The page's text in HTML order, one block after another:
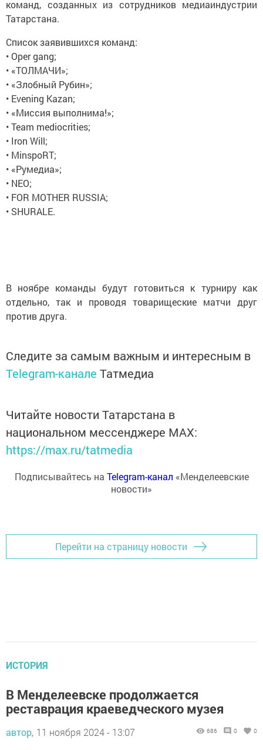
команд, созданных из сотрудников медиаиндустрии
Татарстана.
Список заявившихся команд:
• Oper gang;
• «ТОЛМАЧИ»;
• «Злобный Рубин»;
• Evening Kazan;
• «Миссия выполнима!»;
• Team mediocrities;
• Iron Will;
• MinspoRT;
• «Румедиа»;
• NEO;
• FOR MOTHER RUSSIA;
• SHURALE.
В ноябре команды будут готовиться к турниру как
отдельно, так и проводя товарищеские матчи друг
против друга.
Следите за самым важным и интересным в
Telegram-канале Татмедиа
Читайте новости Татарстана в
национальном мессенджере MАХ:
https://max.ru/tatmedia
Подписывайтесь на Telegram-канал «Менделеевские
новости»
Перейти на страницу новости
ИСТОРИЯ
В Менделеевске продолжается
реставрация краеведческого музея
автор, 11 ноября 2024 - 13:07 686 0 0